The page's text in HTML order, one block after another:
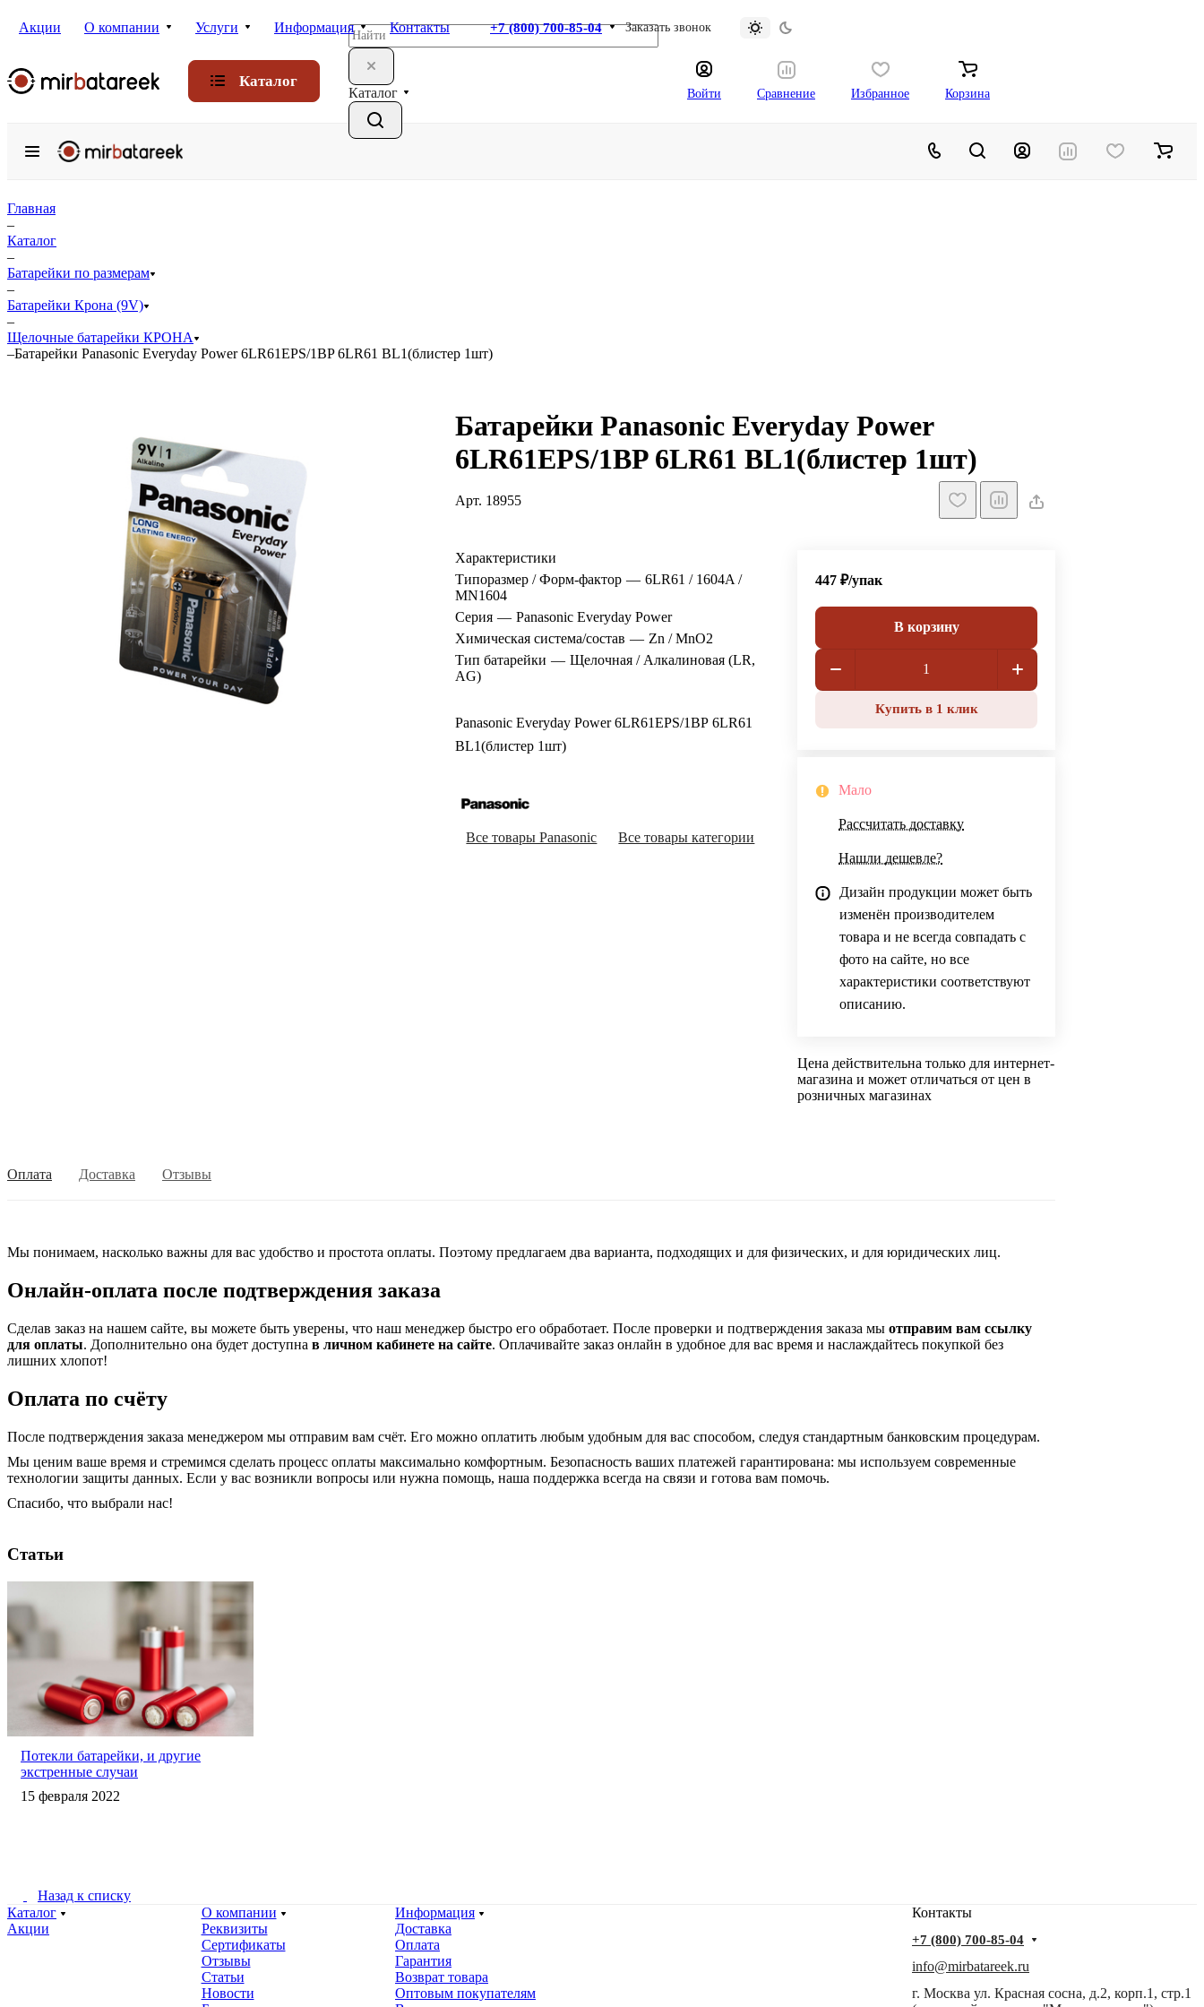
Акции О компании Услуги Информация Контакты +7 (800) 700-85-04 Заказать звонок
Каталог
Каталог Войти Сравнение Избранное Корзина
Главная
–
Каталог
–
Батарейки по размерам
–
Батарейки Крона (9V)
–
Щелочные батарейки КРОНА
–Батарейки Panasonic Everyday Power 6LR61EPS/1BP 6LR61 BL1(блистер 1шт)
Батарейки Panasonic Everyday Power
6LR61EPS/1BP 6LR61 BL1(блистер 1шт)
Арт. 18955
Характеристики
Типоразмер / Форм-фактор — 6LR61 / 1604A /
MN1604
Серия — Panasonic Everyday Power
Химическая система/состав — Zn / MnO2
Тип батарейки — Щелочная / Алкалиновая (LR,
AG)
Panasonic Everyday Power 6LR61EPS/1BP 6LR61
BL1(блистер 1шт)
Все товары Panasonic Все товары категории
447 ₽/упак
В корзину
Купить в 1 клик
Мало
Рассчитать доставку
Нашли дешевле?
Дизайн продукции может быть
изменён производителем
товара и не всегда совпадать с
фото на сайте, но все
характеристики соответствуют
описанию.
Цена действительна только для интернет-
магазина и может отличаться от цен в
розничных магазинах
Оплата Доставка Отзывы
Мы понимаем, насколько важны для вас удобство и простота оплаты. Поэтому предлагаем два варианта, подходящих и для физических, и для юридических лиц.
Онлайн-оплата после подтверждения заказа
Сделав заказ на нашем сайте, вы можете быть уверены, что наш менеджер быстро его обработает. После проверки и подтверждения заказа мы отправим вам ссылку
для оплаты. Дополнительно она будет доступна в личном кабинете на сайте. Оплачивайте заказ онлайн в удобное для вас время и наслаждайтесь покупкой без
лишних хлопот!
Оплата по счёту
После подтверждения заказа менеджером мы отправим вам счёт. Его можно оплатить любым удобным для вас способом, следуя стандартным банковским процедурам.
Мы ценим ваше время и стремимся сделать процесс оплаты максимально комфортным. Безопасность ваших платежей гарантирована: мы используем современные
технологии защиты данных. Если у вас возникли вопросы или нужна помощь, наша поддержка всегда на связи и готова вам помочь.
Спасибо, что выбрали нас!
Статьи
Потекли батарейки, и другие
экстренные случаи
15 февраля 2022
Назад к списку
Каталог
Акции
О компании
Реквизиты
Сертификаты
Отзывы
Статьи
Новости
Информация
Доставка
Оплата
Гарантия
Возврат товара
Оптовым покупателям
Контакты
+7 (800) 700-85-04
info@mirbatareek.ru
г. Москва ул. Красная сосна, д.2, корп.1, стр.1